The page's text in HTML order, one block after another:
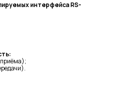
интерфейса RS-